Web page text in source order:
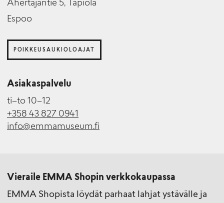
Ahertajantie 5, Tapiola
Espoo
POIKKEUSAUKIOLOAJAT
Asiakaspalvelu
ti–to 10–12
+358 43 827 0941
info@emmamuseum.fi
Vieraile EMMA Shopin verkkokaupassa
EMMA Shopista löydät parhaat lahjat ystävälle ja